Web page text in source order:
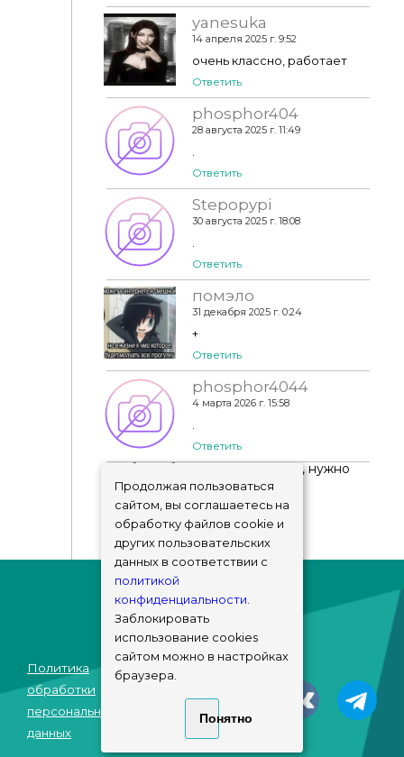
yanesuka
14 апреля 2025 г. 9:52
очень классно, работает
Ответить
phosphor404
28 августа 2025 г. 11:49
Ответить
Stepopypi
30 августа 2025 г. 18:08
Ответить
помэло
31 декабря 2025 г. 0:24
+
Ответить
phosphor4044
4 марта 2026 г. 15:58
Ответить
Чтобы добавить комментарий, нужно
авторизоваться!
Политика
обработки
персональных
данных
© sims-market
2018 - 2026
Продолжая пользоваться
сайтом, вы соглашаетесь на
обработку файлов cookie и
других пользовательских
данных в соответствии с
политикой
конфиденциальности.
Заблокировать
использование cookies
сайтом можно в настройках
браузера.
Понятно